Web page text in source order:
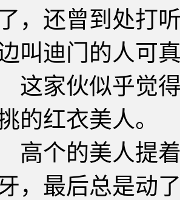
，还曾到处打
叫迪门的人可
家伙似乎觉得
的红衣美人。
个的美人提着
，最后总是动